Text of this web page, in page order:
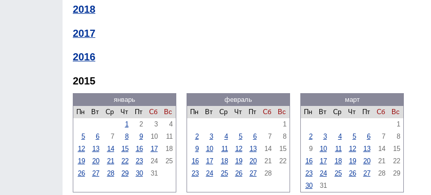
2018
2017
2016
2015
январь
Пн
Вт Ср Чт Пт Сб
Вс
1
2 3
4
5
6 7 8 9 10
11
12
13 14 15 16 17
18
19
20 21 22 23 24
25
26
27 28 29 30 31
февраль
Пн
Вт Ср Чт Пт Сб
Вс
1
2
3 4 5 6 7
8
9
10 11 12 13 14
15
16
17 18 19 20 21
22
23
24 25 26 27 28
март
Пн
Вт Ср Чт Пт Сб
Вс
1
2
3 4 5 6 7
8
9
10 11 12 13 14
15
16
17 18 19 20 21
22
23
24 25 26 27 28
29
30
31